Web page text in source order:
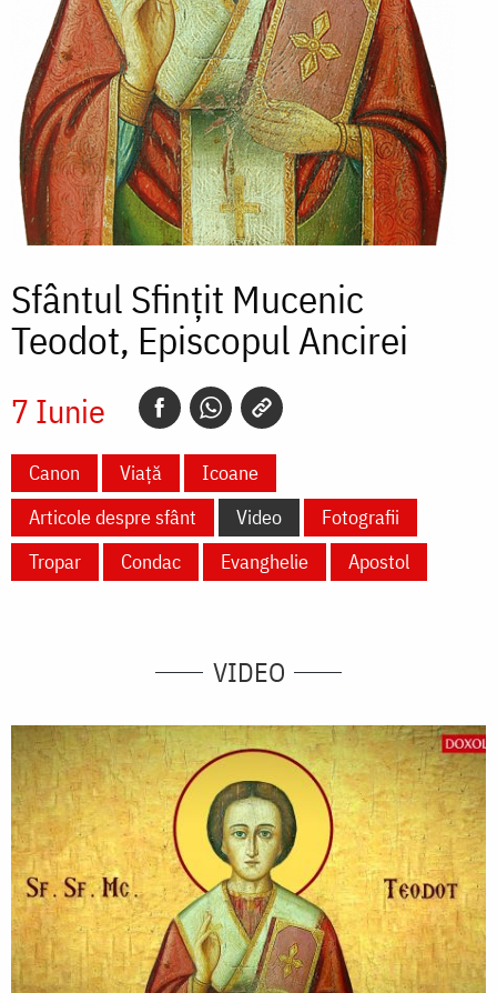
Sfântul Sfințit Mucenic
Teodot, Episcopul Ancirei
7 Iunie
Canon Viață
Icoane
Articole despre sfânt
Video
Fotografii
Tropar
Condac Evanghelie Apostol
VIDEO